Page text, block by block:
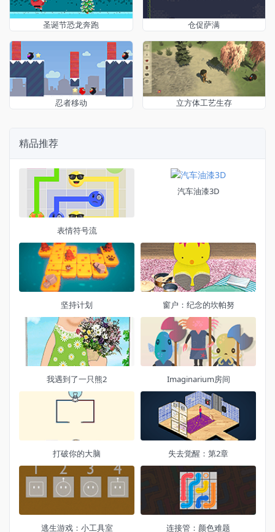
圣诞节恐龙奔跑 仓促萨满
忍者移动 立方体工艺生存
精品推荐
表情符号流
汽车油漆3D
坚持计划 窗户：纪念的坎帕努
我遇到了一只熊2 Imaginarium房间
打破你的大脑 失去觉醒：第2章
逃生游戏：小工具室 连接管：颜色难题